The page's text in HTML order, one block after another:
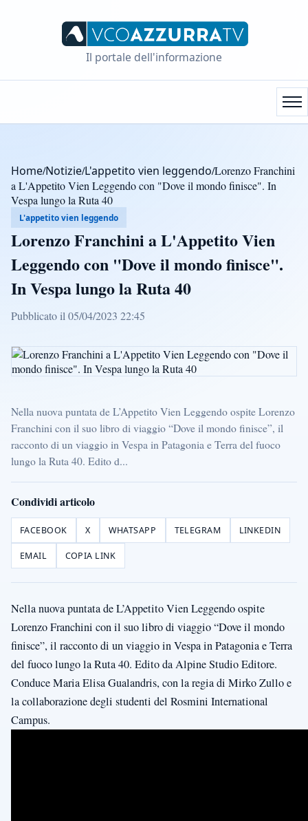
Il portale dell'informazione
Home/Notizie/L'appetito vien leggendo/Lorenzo Franchini
a L'Appetito Vien Leggendo con "Dove il mondo finisce". In
Vespa lungo la Ruta 40
L'appetito vien leggendo
Lorenzo Franchini a L'Appetito Vien
Leggendo con "Dove il mondo finisce".
In Vespa lungo la Ruta 40
Pubblicato il 05/04/2023 22:45
Nella nuova puntata de L’Appetito Vien Leggendo ospite Lorenzo
Franchini con il suo libro di viaggio “Dove il mondo finisce”, il
racconto di un viaggio in Vespa in Patagonia e Terra del fuoco
lungo la Ruta 40. Edito d...
Condividi articolo
FACEBOOK X WHATSAPP TELEGRAM LINKEDIN
EMAIL COPIA LINK
Nella nuova puntata de L’Appetito Vien Leggendo ospite
Lorenzo Franchini con il suo libro di viaggio “Dove il mondo
finisce”, il racconto di un viaggio in Vespa in Patagonia e Terra
del fuoco lungo la Ruta 40. Edito da Alpine Studio Editore.
Conduce Maria Elisa Gualandris, con la regia di Mirko Zullo e
la collaborazione degli studenti del Rosmini International
Campus.